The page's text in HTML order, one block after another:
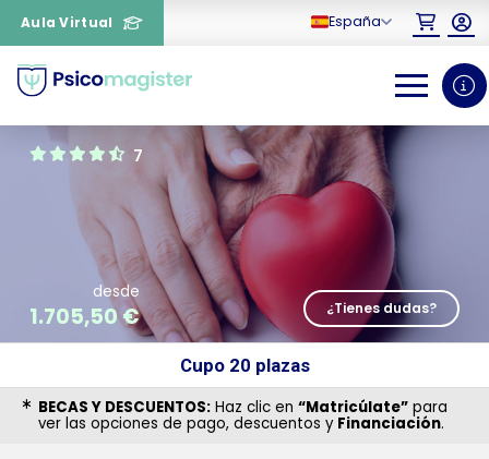
Aula Virtual España
7
desde
1.705,50€ ¿Tienes dudas?
Cupo 20 plazas
BECAS Y DESCUENTOS: Haz clic en “Matricúlate” para
ver las opciones de pago, descuentos y Financiación.
¿Necesitas más información